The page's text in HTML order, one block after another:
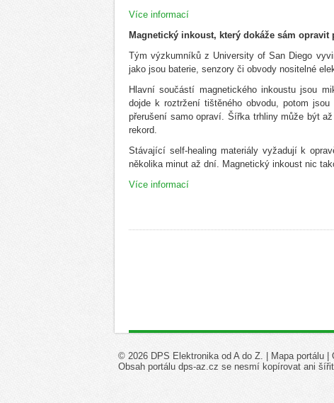
Více informací
Magnetický inkoust, který dokáže sám opravit
Tým výzkumníků z University of San Diego
jako jsou baterie, senzory či obvody nositelné
Hlavní součástí magnetického inkoustu jsou
dojde k roztržení tištěného obvodu, potom
přerušení samo opraví. Šířka trhliny může být
rekord.
Stávající self-healing materiály vyžadují k
několika minut až dní. Magnetický inkoust nic
Více informací
© 2026 DPS Elektronika od A do Z. | Mapa portálu
Obsah portálu dps-az.cz se nesmí kopírovat ani